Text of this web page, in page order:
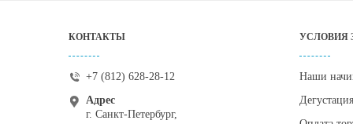
КОНТАКТЫ
+7 (812) 628-28-12
Адрес
г. Санкт-Петербург,
УСЛОВИЯ
Наши